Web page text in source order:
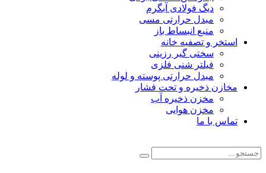
دیگ فولادی آبگرم
مبدل حرارتی مسی
منبع انبساط باز
استخر و تصفیه خانه
سختی گیر رزینی
فیلتر شنی فلزی
مبدل حرارتی پوسته و لوله
مخازن ذخیره و تحت فشار
مخزن ذخیره آب
مخزن هوایی
تماس با ما